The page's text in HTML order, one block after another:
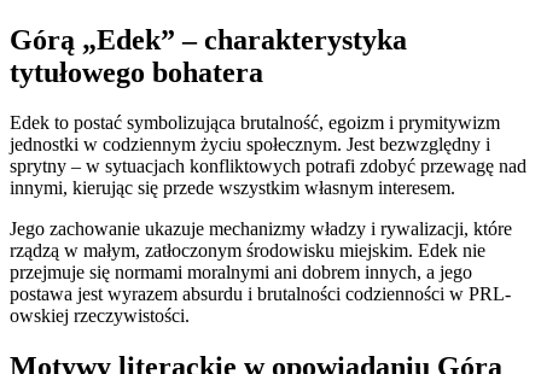
Górą „Edek” – charakterystyka
tytułowego bohatera
Edek to postać symbolizująca brutalność, egoizm i prymitywizm
jednostki w codziennym życiu społecznym. Jest bezwzględny i
sprytny – w sytuacjach konfliktowych potrafi zdobyć przewagę nad
innymi, kierując się przede wszystkim własnym interesem.
Jego zachowanie ukazuje mechanizmy władzy i rywalizacji, które
rządzą w małym, zatłoczonym środowisku miejskim. Edek nie
przejmuje się normami moralnymi ani dobrem innych, a jego
postawa jest wyrazem absurdu i brutalności codzienności w PRL-
owskiej rzeczywistości.
Motywy literackie w opowiadaniu Górą